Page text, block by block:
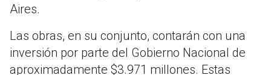
Aires.
Las obras, en su conjunto, contarán con una
inversión por parte del Gobierno Nacional de
aproximadamente $3.971 millones. Estas